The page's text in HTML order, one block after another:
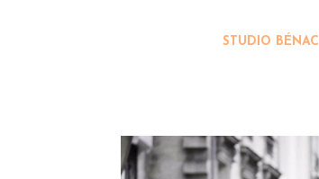
STUDIO BÉNAC